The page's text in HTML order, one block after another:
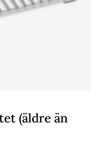
(äldre än